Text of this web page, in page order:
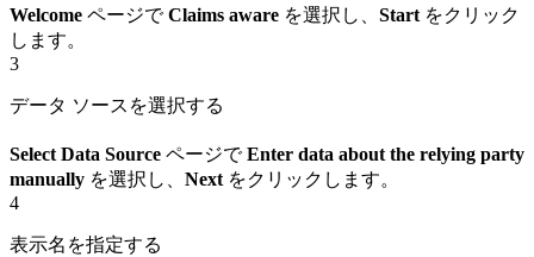
Welcome ページでClaims aware を選択し、 Start をクリック
します。
3
データ ソースを選択する
Select Data Source ページでEnter data about the relying party
manually を選択し、 Next をクリックします。
4
表示名を指定する